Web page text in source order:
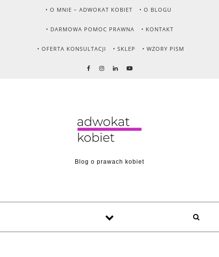
• O MNIE – ADWOKAT KOBIET • O BLOGU
• DARMOWA POMOC PRAWNA • KONTAKT
• OFERTA KONSULTACJI • SKLEP • WZORY PISM
Blog o prawach kobiet